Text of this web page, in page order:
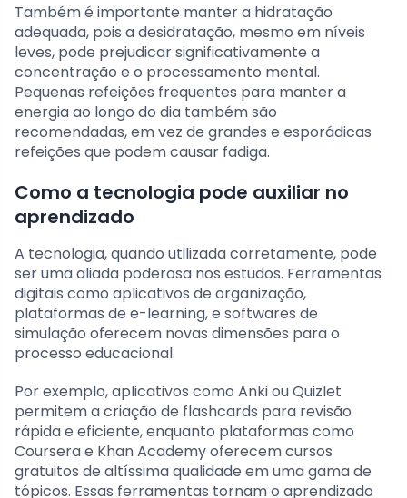
Também é importante manter a hidratação
adequada, pois a desidratação, mesmo em níveis
leves, pode prejudicar significativamente a
concentração e o processamento mental.
Pequenas refeições frequentes para manter a
energia ao longo do dia também são
recomendadas, em vez de grandes e esporádicas
refeições que podem causar fadiga.
Como a tecnologia pode auxiliar no
aprendizado
A tecnologia, quando utilizada corretamente, pode
ser uma aliada poderosa nos estudos. Ferramentas
digitais como aplicativos de organização,
plataformas de e-learning, e softwares de
simulação oferecem novas dimensões para o
processo educacional.
Por exemplo, aplicativos como Anki ou Quizlet
permitem a criação de flashcards para revisão
rápida e eficiente, enquanto plataformas como
Coursera e Khan Academy oferecem cursos
gratuitos de altíssima qualidade em uma gama de
tópicos. Essas ferramentas tornam o aprendizado